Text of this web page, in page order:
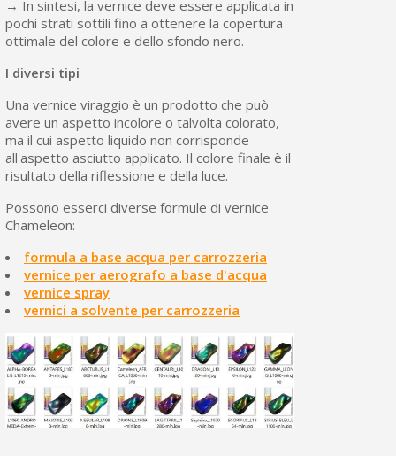
→ In sintesi, la vernice deve essere applicata in
pochi strati sottili fino a ottenere la copertura
ottimale del colore e dello sfondo nero.
I diversi tipi
Una vernice viraggio è un prodotto che può
avere un aspetto incolore o talvolta colorato,
ma il cui aspetto liquido non corrisponde
all'aspetto asciutto applicato. Il colore finale è il
risultato della riflessione e della luce.
Possono esserci diverse formule di vernice
Chameleon:
formula a base acqua per carrozzeria
vernice per aerografo a base d'acqua
vernice spray
vernici a solvente per carrozzeria